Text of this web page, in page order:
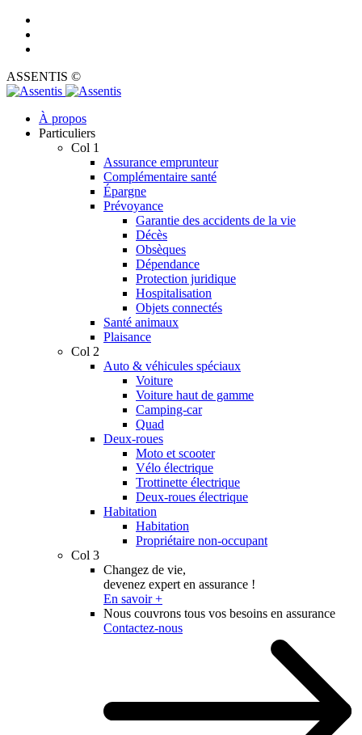
ASSENTIS ©
À propos
Particuliers
Col 1
Assurance emprunteur
Complémentaire santé
Épargne
Prévoyance
Garantie des accidents de la vie
Décès
Obsèques
Dépendance
Protection juridique
Hospitalisation
Objets connectés
Santé animaux
Plaisance
Col 2
Auto & véhicules spéciaux
Voiture
Voiture haut de gamme
Camping-car
Quad
Deux-roues
Moto et scooter
Vélo électrique
Trottinette électrique
Deux-roues électrique
Habitation
Habitation
Propriétaire non-occupant
Col 3
Changez de vie,
devenez expert en assurance !
En savoir +
Nous couvrons tous vos besoins en assurance
Contactez-nous